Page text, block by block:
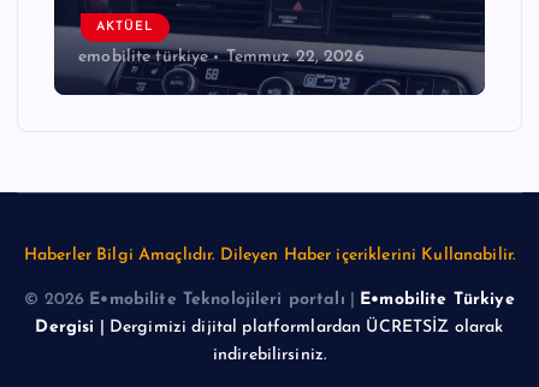
AKTÜEL
emobilite türkiye Temmuz 22, 2026
Haberler Bilgi Amaçlıdır. Dileyen Haber içeriklerini Kullanabilir.
© 2026 E•mobilite Teknolojileri portalı
E•mobilite Türkiye
Dergisi | Dergimizi dijital platformlardan ÜCRETSİZ olarak
indirebilirsiniz.